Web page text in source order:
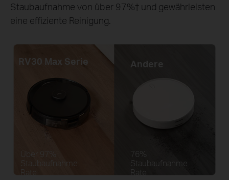
Staubaufnahme von über 97%† und gewährleisten
eine effiziente Reinigung.
RV30 Max Serie
Über 97%
Staubaufnahme
Rate
Andere
76%
Staubaufnahme
Rate